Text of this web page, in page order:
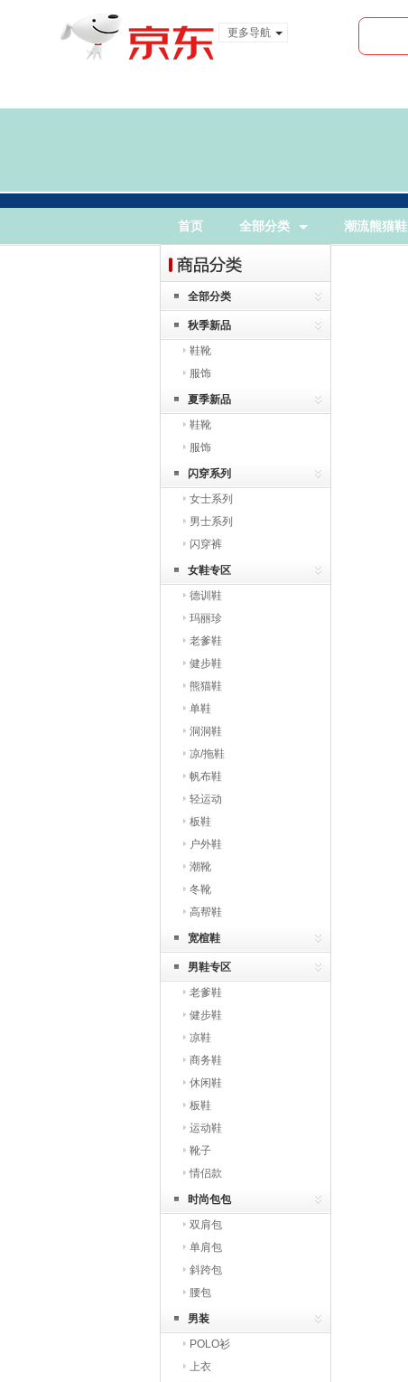
更多导航
首页 全部分类 潮流熊猫鞋
全部分类
秋季新品
鞋靴
服饰
夏季新品
鞋靴
服饰
闪穿系列
女士系列
男士系列
闪穿裤
女鞋专区
德训鞋
玛丽珍
老爹鞋
健步鞋
熊猫鞋
单鞋
洞洞鞋
凉/拖鞋
帆布鞋
轻运动
板鞋
户外鞋
潮靴
冬靴
高帮鞋
宽楦鞋
男鞋专区
老爹鞋
健步鞋
凉鞋
商务鞋
休闲鞋
板鞋
运动鞋
靴子
情侣款
时尚包包
双肩包
单肩包
斜跨包
腰包
男装
POLO衫
上衣